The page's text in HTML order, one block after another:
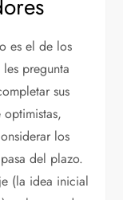
es el de los
pregunta
sus
optimistas,
los
del plazo.
(la idea inicial